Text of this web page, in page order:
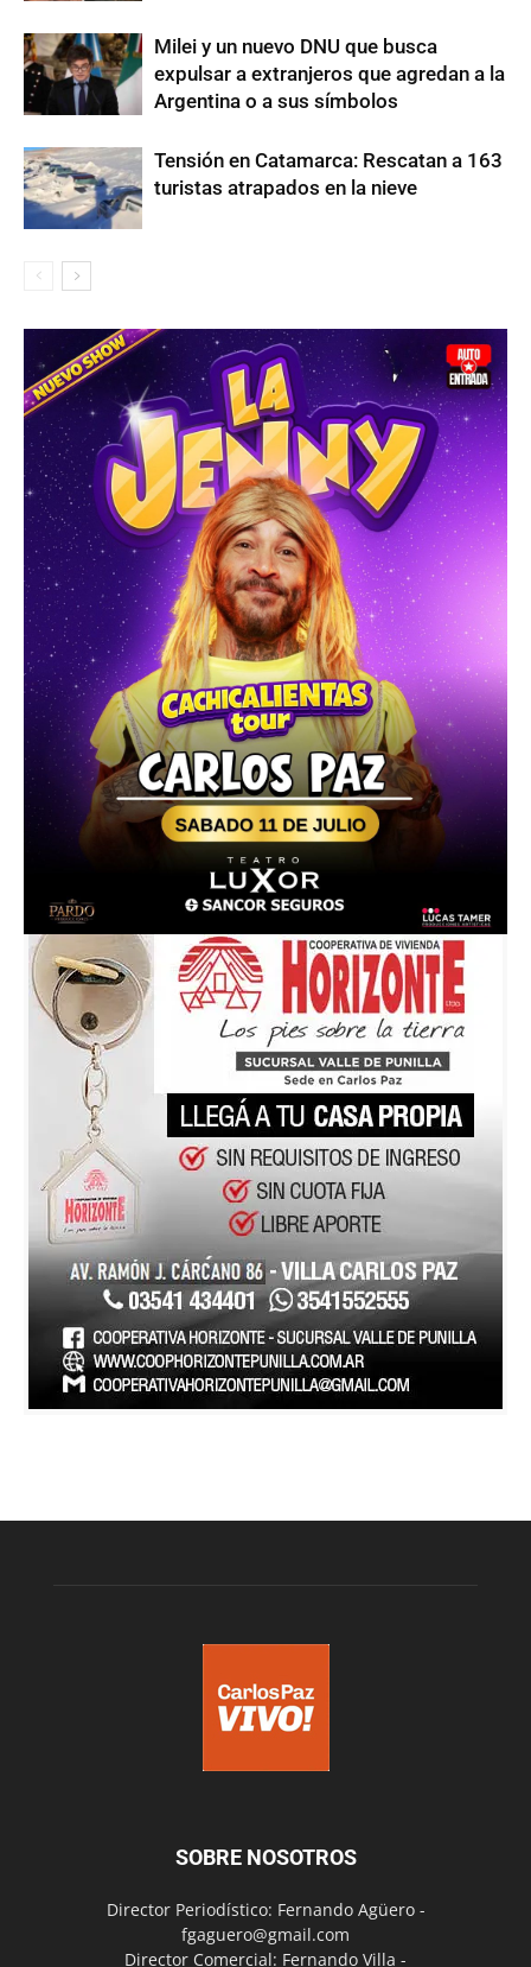
Milei y un nuevo DNU que busca
expulsar a extranjeros que agredan a la
Argentina o a sus símbolos
Tensión en Catamarca: Rescatan a 163
turistas atrapados en la nieve
SOBRE NOSOTROS
Director Periodístico: Fernando Agüero -
fgaguero@gmail.com
Director Comercial: Fernando Villa -